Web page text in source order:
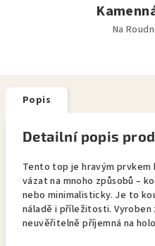
Na
Popis
Detailní popis
Tento top je hravým prvkem
vázat na mnoho způsobů –
nebo minimalisticky. Je to
náladě i příležitosti. Vyroben
neuvěřitelně příjemná na